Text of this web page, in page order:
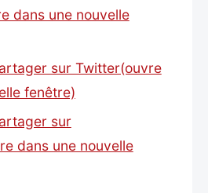
dans une nouvelle
sur Twitter(ouvre
fenêtre)
sur
dans une nouvelle